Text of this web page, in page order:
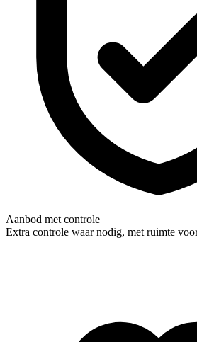
Aanbod met controle
Extra controle waar nodig, met ruimte